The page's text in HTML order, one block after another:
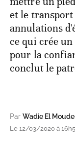
et le
annulations
ce qui crée
pour la
conclut le
Par Wadie El
Le 12/03/2020 à